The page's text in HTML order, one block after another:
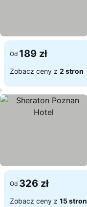
Od 189 zł
Zobacz ceny z 2 stron
Od 326 zł
Zobacz ceny z 15 stron